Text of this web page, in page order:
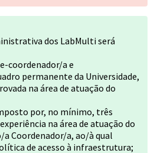
dos LabMulti será
coordenador/a e
permanente da Universidade,
na área de atuação do
por, no mínimo, três
na área de atuação do
Coordenador/a, ao/à qual
de acesso à infraestrutura;